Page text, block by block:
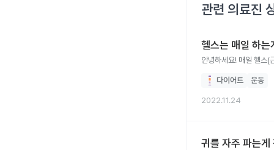
관련 의료진
헬스는 매일 하는
안녕하세요! 매일 헬스(
다이어트 운동
2022.11.24
귀를 자주 파는